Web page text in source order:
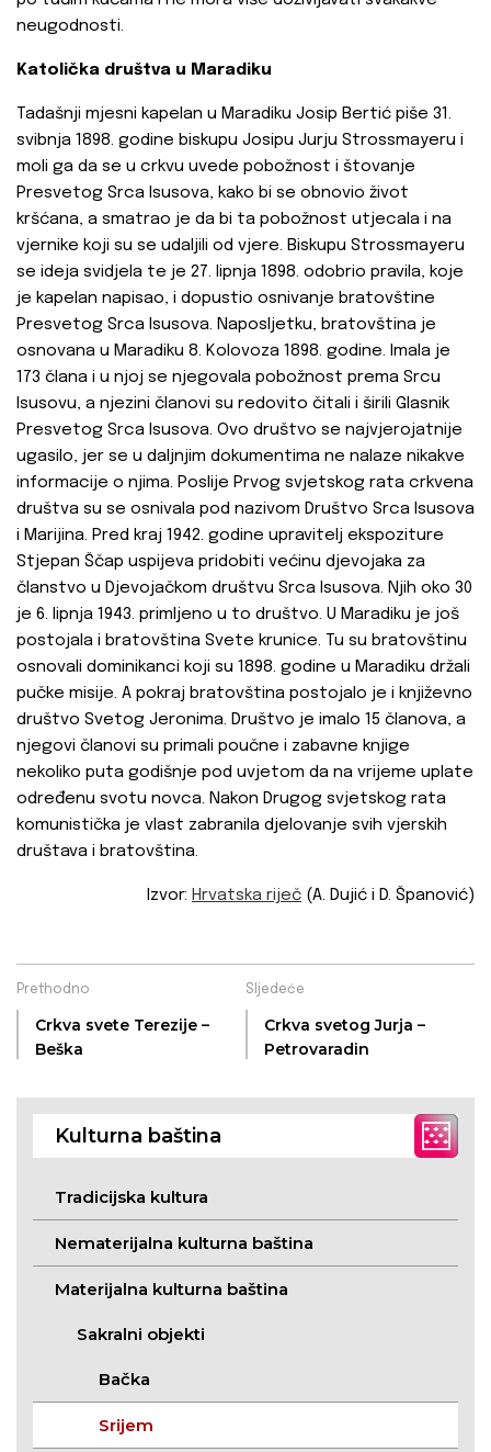
neugodnosti.
Katolička društva u Maradiku
Tadašnji mjesni kapelan u Maradiku Josip Bertić piše 31.
svibnja 1898. godine biskupu Josipu Jurju Strossmayeru i
moli ga da se u crkvu uvede pobožnost i štovanje
Presvetog Srca Isusova, kako bi se obnovio život
kršćana, a smatrao je da bi ta pobožnost utjecala i na
vjernike koji su se udaljili od vjere. Biskupu Strossmayeru
se ideja svidjela te je 27. lipnja 1898. odobrio pravila, koje
je kapelan napisao, i dopustio osnivanje bratovštine
Presvetog Srca Isusova. Naposljetku, bratovština je
osnovana u Maradiku 8. Kolovoza 1898. godine. Imala je
173 člana i u njoj se njegovala pobožnost prema Srcu
Isusovu, a njezini članovi su redovito čitali i širili Glasnik
Presvetog Srca Isusova. Ovo društvo se najvjerojatnije
ugasilo, jer se u daljnjim dokumentima ne nalaze nikakve
informacije o njima. Poslije Prvog svjetskog rata crkvena
društva su se osnivala pod nazivom Društvo Srca Isusova
i Marijina. Pred kraj 1942. godine upravitelj ekspoziture
Stjepan Ščap uspijeva pridobiti većinu djevojaka za
članstvo u Djevojačkom društvu Srca Isusova. Njih oko 30
je 6. lipnja 1943. primljeno u to društvo. U Maradiku je još
postojala i bratovština Svete krunice. Tu su bratovštinu
osnovali dominikanci koji su 1898. godine u Maradiku držali
pučke misije. A pokraj bratovština postojalo je i književno
društvo Svetog Jeronima. Društvo je imalo 15 članova, a
njegovi članovi su primali poučne i zabavne knjige
nekoliko puta godišnje pod uvjetom da na vrijeme uplate
određenu svotu novca. Nakon Drugog svjetskog rata
komunistička je vlast zabranila djelovanje svih vjerskih
društava i bratovština.
Izvor: Hrvatska riječ (A. Dujić i D. Španović)
Prethodno
Crkva svete Terezije –
Beška
Sljedeće
Crkva svetog Jurja –
Petrovaradin
Kulturna baština
Tradicijska kultura
Nematerijalna kulturna baština
Materijalna kulturna baština
Sakralni objekti
Bačka
Srijem